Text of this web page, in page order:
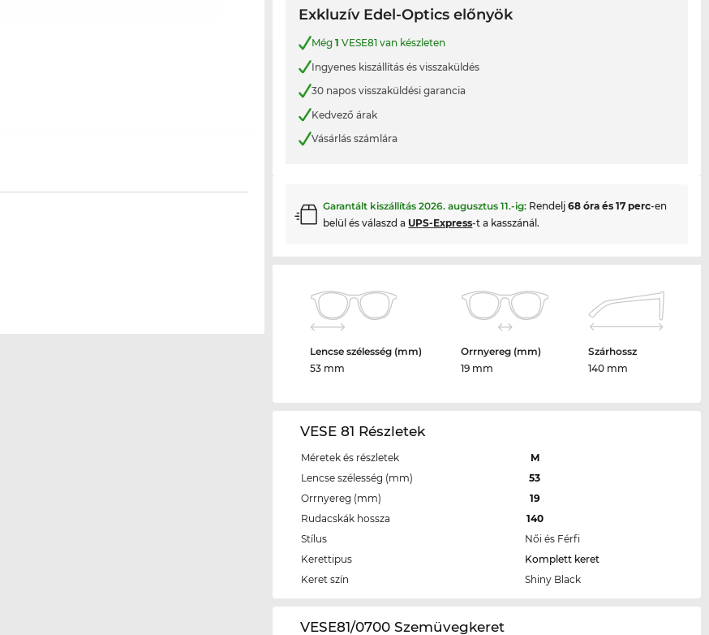
Exkluzív Edel-Optics előnyök
Még1 VESE81 van készleten
Ingyenes kiszállítás és visszaküldés
30 napos visszaküldési garancia
Kedvező árak
Vásárlás számlára
Garantált kiszállítás2026. augusztus 11.-ig: Rendelj68 óra és 17 perc-en
belül és válaszd a UPS-Express-t a kasszánál.
Lencse szélesség (mm)
53 mm
Orrnyereg (mm)
19 mm
Szárhossz
140 mm
VESE 81 Részletek
Méretek és részletek
M
Lencse szélesség (mm)
53
Orrnyereg (mm)
19
Rudacskák hossza
140
Stílus
Női és Férfi
Kerettipus
Komplett keret
Keret szín
Shiny Black
‌VESE81/0700 Szemüvegkeret